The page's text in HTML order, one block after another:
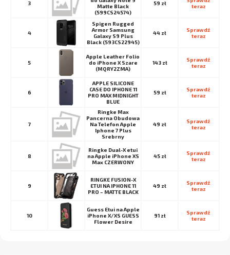
3
Matte Black
(599CS24574)
59 zł
teraz
4
Spigen Rugged
Armor Samsung
Galaxy S9 Plus
Black (593CS22945)
44 zł
Sprawdź
teraz
5
Apple Leather Folio
do iPhone X Szare
(MQRY2ZMA)
143 zł
Sprawdź
teraz
6
APPLE SILICONE
CASE DO IPHONE 11
PRO MAX MIDNIGHT
BLUE
59 zł
Sprawdź
teraz
7
Ringke Max
Pancerna Obudowa
Na Telefon Apple
Iphone 7 Plus
Srebrny
49 zł
Sprawdź
teraz
8
Ringke Dual-X etui
na Apple iPhone XS
Max CZERWONY
45 zł
Sprawdź
teraz
9
RINGKE FUSION-X
ETUI NA IPHONE 11
PRO – MATTE BLACK
49 zł
Sprawdź
teraz
10
Guess Etui na Apple
iPhone X/XS GUESS
Flower Desire
91 zł
Sprawdź
teraz